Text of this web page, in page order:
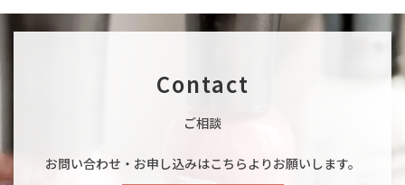
Contact
ご相談
お問い合わせ・お申し込みはこちらよりお願いします。